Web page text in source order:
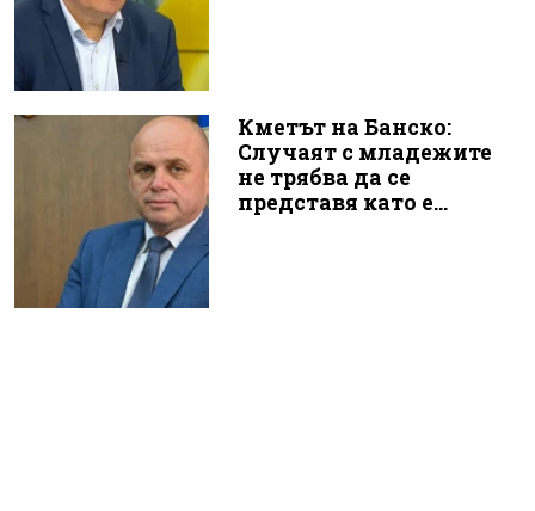
Кметът на Банско:
Случаят с младежите
не трябва да се
представя като е...